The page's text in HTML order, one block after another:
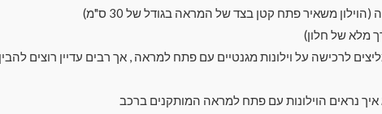
איך נראים הוילונות עם פתח למראה המותקנים ברכב